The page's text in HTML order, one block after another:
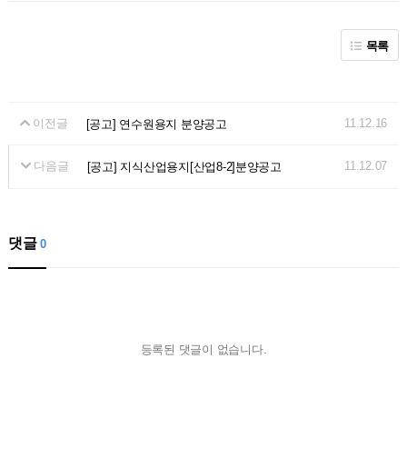
목록
이전글 [공고] 연수원용지 분양공고 11.12.16
다음글 [공고] 지식산업용지[산업8-2]분양공고 11.12.07
댓글0
등록된 댓글이 없습니다.